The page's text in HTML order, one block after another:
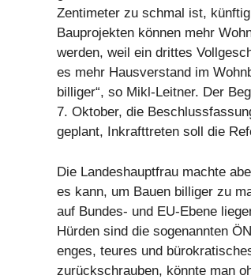
Zentimeter zu schmal ist,
Bauprojekten können mehr
werden, weil ein drittes
es mehr Hausverstand im
billiger“, so Mikl-Leitner. Der
7. Oktober, die
geplant, Inkrafttreten soll die
Die Landeshauptfrau machte
es kann, um Bauen billiger zu
auf Bundes- und EU-Ebene
Hürden sind die sogenannten
enges, teures und
zurückschrauben, könnte man